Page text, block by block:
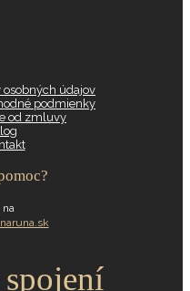
osobných údajov
podmienky
od zmluvy
na